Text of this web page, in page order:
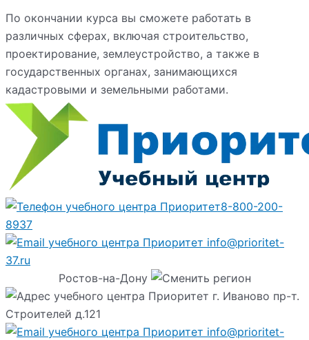
По окончании курса вы сможете работать в
различных сферах, включая строительство,
проектирование, землеустройство, а также в
государственных органах, занимающихся
кадастровыми и земельными работами.
8-800-200-
8937
info@prioritet-
37.ru
Ростов-на-Дону
г. Иваново пр-т.
Строителей д.121
info@prioritet-